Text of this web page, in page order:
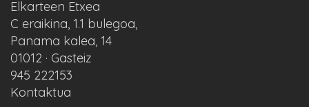
Elkarteen Etxea
C eraikina, 1.1 bulegoa,
Panama kalea, 14
01012 · Gasteiz
945 222153
Kontaktua